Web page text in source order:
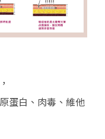
蛋白、肉毒、維他